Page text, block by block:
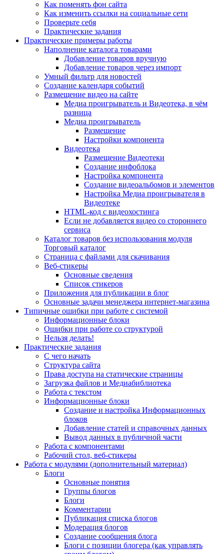
Как поменять фон сайта
Как изменить ссылки на социальные сети
Проверьте себя
Практические задания
Практические примеры работы
Наполнение каталога товарами
Добавление товаров вручную
Добавление товаров через импорт
Умный фильтр для новостей
Создание календаря событий
Размещение видео на сайте
Медиа проигрыватель и Видеотека, в чём
разница
Медиа проигрыватель
Размещение
Настройки компонента
Видеотека
Размещение Видеотеки
Создание инфоблока
Настройка компонента
Создание видеоальбомов и элементов
Настройка Медиа проигрывателя в
Видеотеке
HTML-код с видеохостинга
Если не добавляется видео со стороннего
сервиса
Каталог товаров без использования модуля
Торговый каталог
Страница с файлами для скачивания
Веб-стикеры
Основные сведения
Список стикеров
Приложения для публикации в блог
Основные задачи менеджера интернет-магазина
Типичные ошибки при работе с системой
Информационные блоки
Ошибки при работе со структурой
Нельзя делать!
Практические задания
С чего начать
Структура сайта
Права доступа на статические страницы
Загрузка файлов и Медиабиблиотека
Работа с текстом
Информационные блоки
Создание и настройка Информационных
блоков
Добавление статей и справочных данных
Вывод данных в публичной части
Работа с компонентами
Рабочий стол, веб-стикеры
Работа с модулями (дополнительный материал)
Блоги
Основные понятия
Группы блогов
Блоги
Комментарии
Публикация списка блогов
Модерация блогов
Создание сообщения блога
Блоги с позиции блогера (как управлять